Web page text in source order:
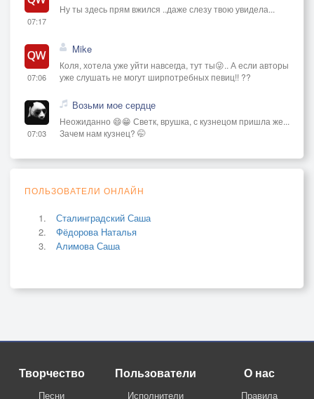
07:17
Ну ты здесь прям вжился ..даже слезу твою увидела...
07:06
Mike
Коля, хотела уже уйти навсегда, тут ты😜.. А если авторы
уже слушать не могут ширпотребных певиц!! ??
07:03
Возьми мое сердце
Неожиданно 😄😁 Светк, врушка, с кузнецом пришла же...
Зачем нам кузнец? 🤭
ПОЛЬЗОВАТЕЛИ ОНЛАЙН
Сталинградский Саша
Фёдорова Наталья
Алимова Саша
Творчество
Песни
Пользователи
Исполнители
О нас
Правила